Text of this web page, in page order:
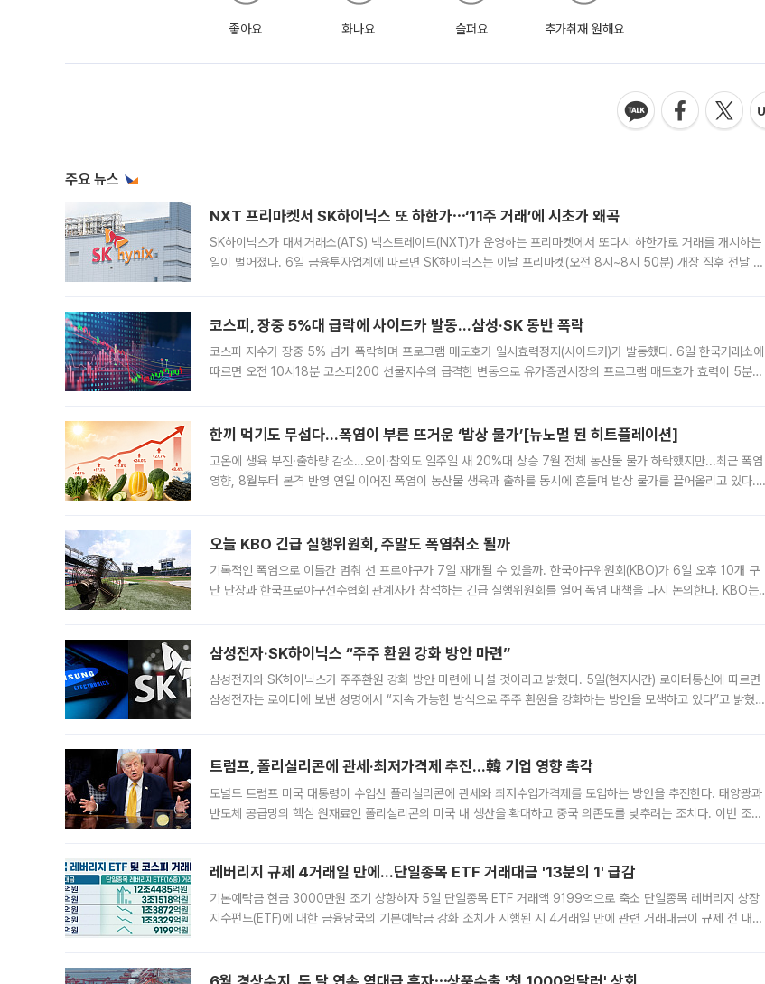
[데스크 시각] 레버리지 사태에 묻힌 ‘AI 청사진’
이 대통령 “아르헨, 최적의 파트너⋯공급망 전반으로 확대”
이 대통령, 아르헨티나 도착…리튬 공급망·메르코수르 협력 논의
0 0 0
주요 뉴스
NXT 프리마켓서 SK하이닉스 또 하한가⋯‘11주 거래’에 시초가 왜곡
SK하이닉스가 대체거래소(ATS) 넥스트레이드(NXT)가 운영하는 프리마켓에서 또다시 하한가로 거래를 개시하는
규시장과 달
코스피, 장중 5%대 급락에 사이드카 발동…삼성·SK 동반 폭락
코스피 지수가 장중 5% 넘게 폭락하며 프로그램 매도호가 일시효력정지(사이드카)가 발동했다. 6일 한국거래소에
록했다.
한끼 먹기도 무섭다...폭염이 부른 뜨거운 ‘밥상 물가’[뉴노멀 된 히트플레이션]
고온에 생육 부진·출하량 감소…오이·참외도 일주일 새 20%대 상승 7월 전체 농산물 물가 하락했지만...최근 폭염
오늘 KBO 긴급 실행위원회, 주말도 폭염취소 될까
기록적인 폭염으로 이틀간 멈춰 선 프로야구가 7일 재개될 수 있을까. 한국야구위원회(KBO)가 6일 오후 10개 구